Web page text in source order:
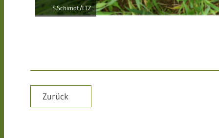
S.Schimdt/LTZ
Zurück